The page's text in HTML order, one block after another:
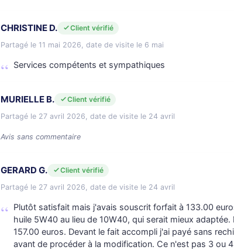
CHRISTINE D.
Client vérifié
Partagé le 11 mai 2026, date de visite le 6 mai
Services compétents et sympathiques
MURIELLE B.
Client vérifié
Partagé le 27 avril 2026, date de visite le 24 avril
Avis sans commentaire
GERARD G.
Client vérifié
Partagé le 27 avril 2026, date de visite le 24 avril
Plutôt satisfait mais j'avais souscrit forfait à 133.00
huile 5W40 au lieu de 10W40, qui serait mieux
157.00 euros. Devant le fait accompli j'ai payé sans
avant de procéder à la modification. Ce n'est pas 3 ou